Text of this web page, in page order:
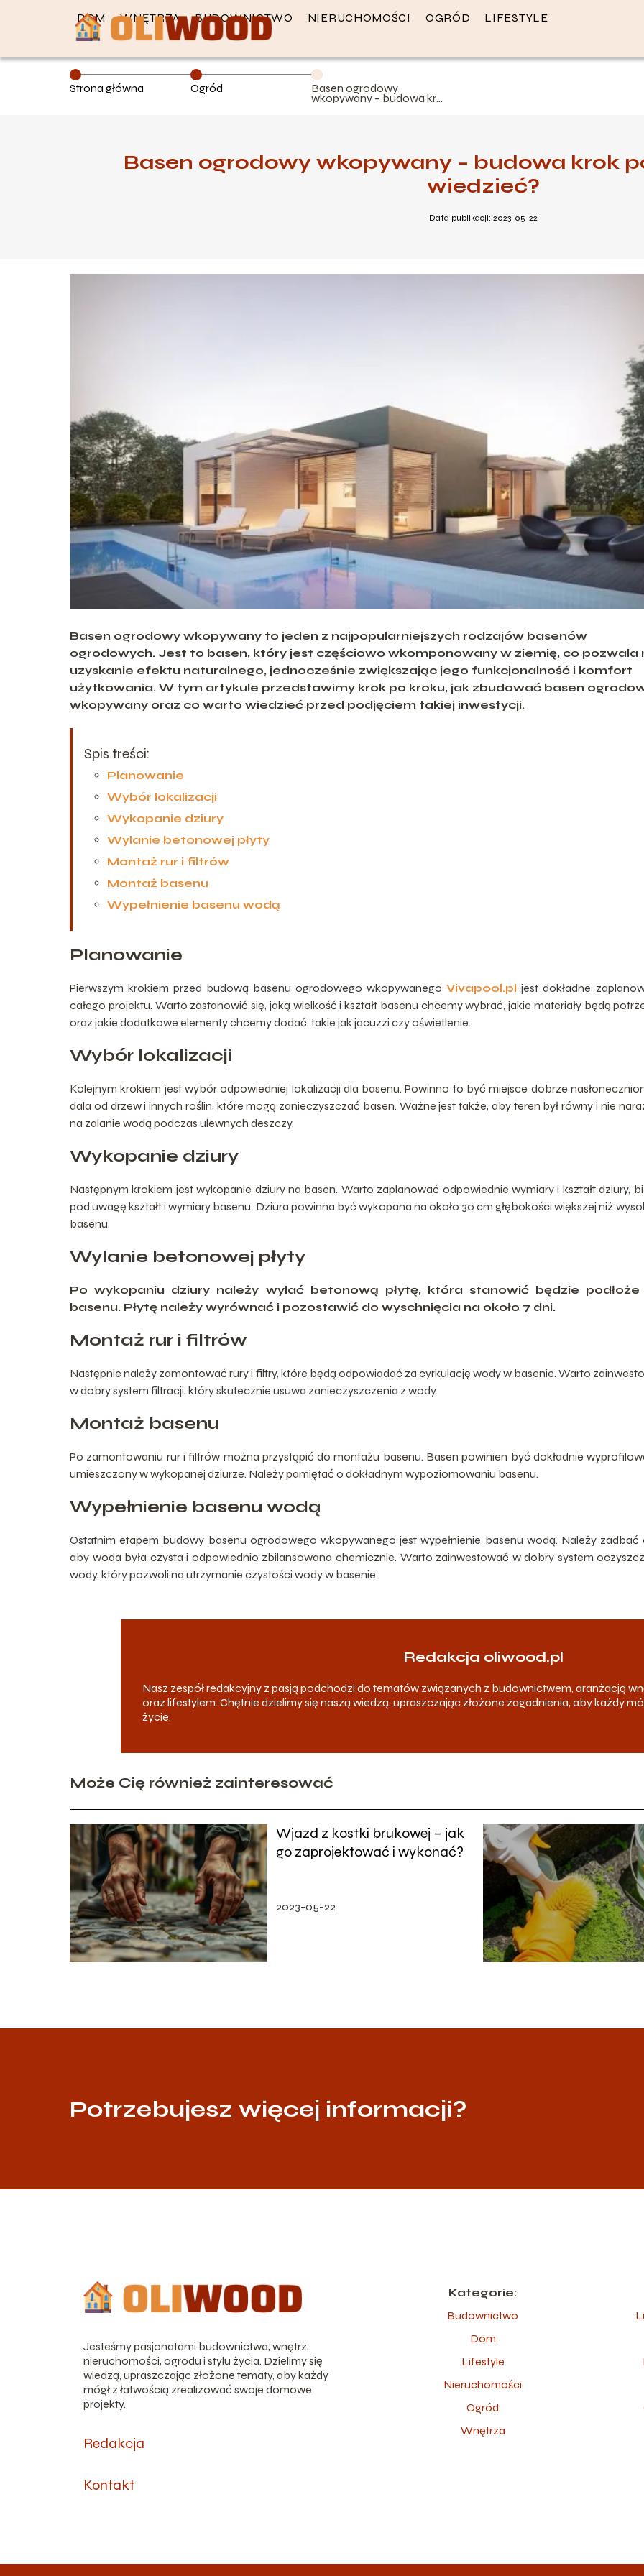
DOM WNĘTRZA BUDOWNICTWO NIERUCHOMOŚCI OGRÓD LIFESTYLE
Strona główna Ogród Basen ogrodowy
wkopywany – budowa krok
po kroku – co warto
Basen ogrodowy wkopywany – budowa krok
wiedzieć?
Data publikacji: 2023-05-22
Basen ogrodowy wkopywany to jeden z najpopularniejszych rodzajów basenów
ogrodowych. Jest to basen, który jest częściowo wkomponowany w ziemię, co pozwala
uzyskanie efektu naturalnego, jednocześnie zwiększając jego funkcjonalność i komfort
użytkowania. W tym artykule przedstawimy krok po kroku, jak zbudować basen
wkopywany oraz co warto wiedzieć przed podjęciem takiej inwestycji.
Spis treści:
Planowanie
Wybór lokalizacji
Wykopanie dziury
Wylanie betonowej płyty
Montaż rur i filtrów
Montaż basenu
Wypełnienie basenu wodą
Planowanie
Pierwszym krokiem przed budową basenu ogrodowego wkopywanegoVivapool.pl jest dokładne
całego projektu. Warto zastanowić się, jaką wielkość i kształt basenu chcemy wybrać, jakie materiały będą
oraz jakie dodatkowe elementy chcemy dodać, takie jak jacuzzi czy oświetlenie.
Wybór lokalizacji
Kolejnym krokiem jest wybór odpowiedniej lokalizacji dla basenu. Powinno to być miejsce dobrze
dala od drzew i innych roślin, które mogą zanieczyszczać basen. Ważne jest także, aby teren był równy i nie
na zalanie wodą podczas ulewnych deszczy.
Wykopanie dziury
Następnym krokiem jest wykopanie dziury na basen. Warto zaplanować odpowiednie wymiary i kształt dziury,
pod uwagę kształt i wymiary basenu. Dziura powinna być wykopana na około 30 cm głębokości większej niż
basenu.
Wylanie betonowej płyty
Po wykopaniu dziury należy wylać betonową płytę, która stanowić będzie podłoże
basenu. Płytę należy wyrównać i pozostawić do wyschnięcia na około 7 dni.
Montaż rur i filtrów
Następnie należy zamontować rury i filtry, które będą odpowiadać za cyrkulację wody w basenie. Warto
w dobry system filtracji, który skutecznie usuwa zanieczyszczenia z wody.
Montaż basenu
Po zamontowaniu rur i filtrów można przystąpić do montażu basenu. Basen powinien być dokładnie
umieszczony w wykopanej dziurze. Należy pamiętać o dokładnym wypoziomowaniu basenu.
Wypełnienie basenu wodą
Ostatnim etapem budowy basenu ogrodowego wkopywanego jest wypełnienie basenu wodą. Należy zadbać
aby woda była czysta i odpowiednio zbilansowana chemicznie. Warto zainwestować w dobry system
wody, który pozwoli na utrzymanie czystości wody w basenie.
Redakcja oliwood.pl
Nasz zespół redakcyjny z pasją podchodzi do tematów związanych z budownictwem, aranżacją
oraz lifestylem. Chętnie dzielimy się naszą wiedzą, upraszczając złożone zagadnienia, aby każdy
życie.
Może Cię również zainteresować
Wjazd z kostki brukowej – jak
go zaprojektować i wykonać?
2023-05-22
Potrzebujesz więcej informacji?
Jesteśmy pasjonatami budownictwa, wnętrz,
nieruchomości, ogrodu i stylu życia. Dzielimy się
wiedzą, upraszczając złożone tematy, aby każdy
mógł z łatwością zrealizować swoje domowe
projekty.
Redakcja
Kontakt
Kategorie:
Budownictwo
Dom
Lifestyle
Nieruchomości
Ogród
Wnętrza